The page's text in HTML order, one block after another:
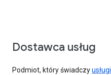
Dostawca usług
Podmiot, który świadczyusługi